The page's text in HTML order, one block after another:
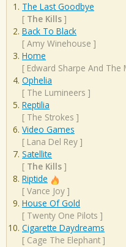
The Last Goodbye
[ The Kills ]
Back To Black
[ Amy Winehouse ]
Home
[ Edward Sharpe And The
Ophelia
[ The Lumineers ]
Reptilia
[ The Strokes ]
Video Games
[ Lana Del Rey ]
Satellite
[ The Kills ]
Riptide
[ Vance Joy ]
House Of Gold
[ Twenty One Pilots ]
Cigarette Daydreams
[ Cage The Elephant ]